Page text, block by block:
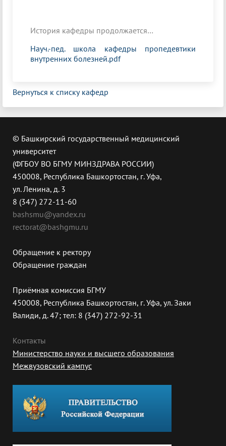
История кафедры продолжается…
Науч.-пед. школа кафедры пропедевтики
внутренних болезней.pdf
Вернуться к списку кафедр
© Башкирский государственный медицинский
университет
(ФГБОУ ВО БГМУ МИНЗДРАВА РОССИИ)
450008, Республика Башкортостан, г. Уфа,
ул. Ленина, д. 3
8 (347) 272-11-60
bashsmu@yandex.ru
rectorat@bashgmu.ru
Обращение к ректору
Обращение граждан
Приёмная комиссия БГМУ
450008, Республика Башкортостан, г. Уфа, ул. Заки
Валиди, д. 47; тел: 8 (347) 272-92-31
Контакты
Министерство науки и высшего образования
Межвузовский кампус